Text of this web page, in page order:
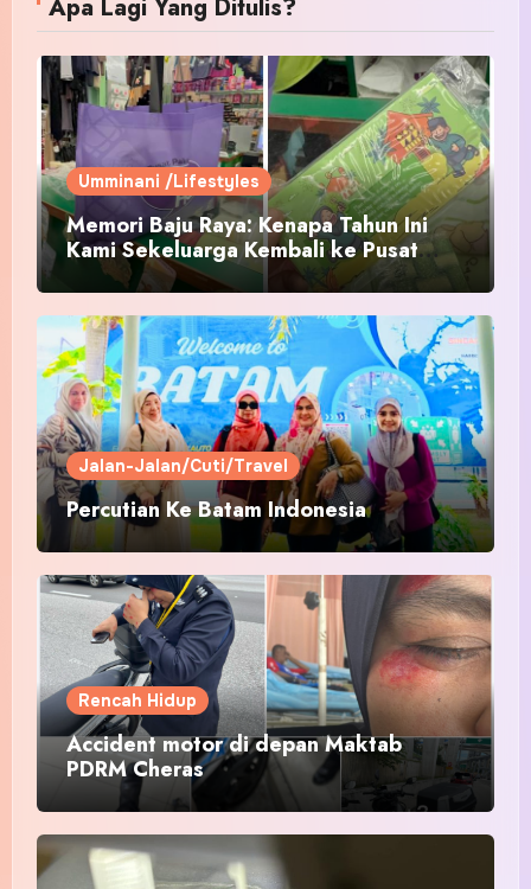
Apa Lagi Yang Ditulis?
Umminani /Lifestyles
Memori Baju Raya: Kenapa Tahun Ini
Kami Sekeluarga Kembali ke Pusat
Pakaian Hari-Hari?
Jalan-Jalan/Cuti/Travel
Percutian Ke Batam Indonesia
Rencah Hidup
Accident motor di depan Maktab
PDRM Cheras